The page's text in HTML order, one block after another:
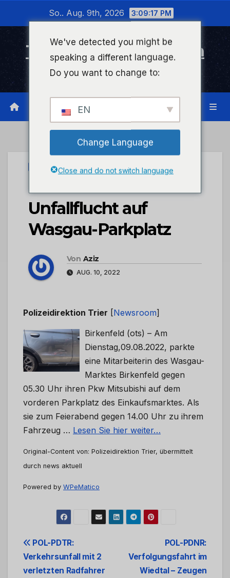
wechseln
So.. Aug. 9th, 2026 3:09:17 PM
Timeline Bad Kreuznach
Infonetzwerk für Bad Kreuznach
UNCATEGORIZED
POL-PDTR:
Unfallflucht auf
Wasgau-Parkplatz
Von Aziz
AUG. 10, 2022
Polizeidirektion Trier [Newsroom]
Birkenfeld (ots) – Am
Dienstag,09.08.2022, parkte
eine Mitarbeiterin des Wasgau-
Marktes Birkenfeld gegen
05.30 Uhr ihren Pkw Mitsubishi auf dem
vorderen Parkplatz des Einkaufsmarktes. Als
sie zum Feierabend gegen 14.00 Uhr zu ihrem
Fahrzeug … Lesen Sie hier weiter…
Original-Content von: Polizeidirektion Trier, übermittelt
durch news aktuell
Powered by WPeMatico
Beitrags-
Navigation
POL-PDNR:
Verfolgungsfahrt im
Wiedtal – Zeugen
POL-PDTR:
Verkehrsunfall mit 2
verletzten Radfahrer
We've detected you might be
speaking a different language.
Do you want to change to:
EN
Change Language
Close and do not switch language